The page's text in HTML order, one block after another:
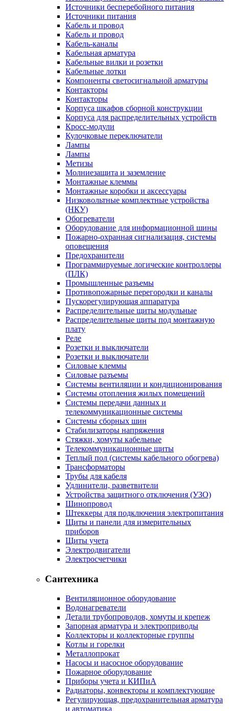
Источники бесперебойного питания
Источники питания
Кабель и провод
Кабель и провод
Кабель-каналы
Кабельная арматура
Кабельные вилки и розетки
Кабельные лотки
Компоненты светосигнальной арматуры
Контакторы
Контакторы
Корпуса шкафов сборной конструкции
Корпуса для распределительных устройств
Кросс-модули
Кулочковые переключатели
Лампы
Лампы
Метизы
Молниезащита и заземление
Монтажные клеммы
Монтажные коробки и аксессуары
Низковольтные комплектные устройства
(НКУ)
Обогреватели
Оборудование для информационной шины
Пожарно-охранная сигнализация, системы
оповещения
Предохранители
Программируемые логические контроллеры
(ПЛК)
Промышленные разъемы
Противопожарные перегородки и каналы
Пускорегулирующая аппаратура
Распределительные щиты модульные
Распределительные щиты под монтажную
плату
Реле
Розетки и выключатели
Розетки и выключатели
Силовые клеммы
Силовые разъемы
Системы вентиляции и кондиционирования
Системы отопления жилых помещений
Системы передачи данных и
телекоммуникационные системы
Системы сборных шин
Стабилизаторы напряжения
Стяжки, хомуты кабельные
Телекоммуникационные щиты
Теплый пол (системы кабельного обогрева)
Трансформаторы
Трубы для кабеля
Удлинители, разветвители
Устройства защитного отключения (УЗО)
Шинопровод
Штеккеры для подключения электропитания
Щиты и панели для измерительных
приборов
Щиты учета
Электродвигатели
Электросчетчики
Сантехника
Вентиляционное оборудование
Водонагреватели
Детали трубопроводов, хомуты и крепеж
Запорная арматура и электроприводы
Коллекторы и коллекторные группы
Котлы и горелки
Металлопрокат
Насосы и насосное оборудование
Пожарное оборудование
Приборы учета и КИПиА
Радиаторы, конвекторы и комплектующие
Регулирующая, предохранительная арматура
и автоматика